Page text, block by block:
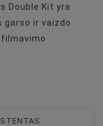
Double Kit yra
garso ir vaizdo